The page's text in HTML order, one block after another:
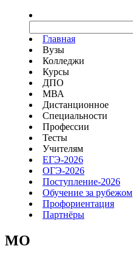
Главная
Вузы
Колледжи
Курсы
ДПО
МВА
Дистанционное
Специальности
Профессии
Тесты
Учителям
ЕГЭ-2026
ОГЭ-2026
Поступление-2026
Обучение за рубежом
Профориентация
Партнёры
MO